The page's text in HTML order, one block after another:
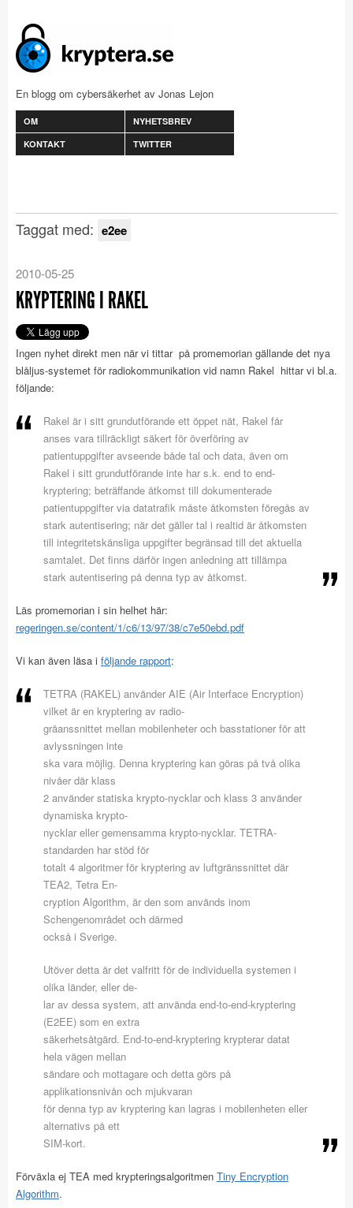
En blogg om cybersäkerhet av Jonas Lejon
OM
NYHETSBREV
KONTAKT
TWITTER
Taggat med: e2ee
2010-05-25
KRYPTERING I RAKEL
Ingen nyhet direkt men när vi tittar på promemorian gällande det nya
blåljus-systemet för radiokommunikation vid namn Rakel hittar vi bl.a.
följande:
Rakel är i sitt grundutförande ett öppet nät, Rakel får
anses vara tillräckligt säkert för överföring av
patientuppgifter avseende både tal och data, även om
Rakel i sitt grundutförande inte har s.k. end to end-
kryptering; beträffande åtkomst till dokumenterade
patientuppgifter via datatrafik måste åtkomsten föregås av
stark autentisering; när det gäller tal i realtid är åtkomsten
till integritetskänsliga uppgifter begränsad till det aktuella
samtalet. Det finns därför ingen anledning att tillämpa
stark autentisering på denna typ av åtkomst.
Läs promemorian i sin helhet här:
regeringen.se/content/1/c6/13/97/38/c7e50ebd.pdf
Vi kan även läsa i följande rapport:
TETRA (RAKEL) använder AIE (Air Interface Encryption)
vilket är en kryptering av radio-
gräanssnittet mellan mobilenheter och basstationer för att
avlyssningen inte
ska vara möjlig. Denna kryptering kan göras på två olika
nivåer där klass
2 använder statiska krypto-nycklar och klass 3 använder
dynamiska krypto-
nycklar eller gemensamma krypto-nycklar. TETRA-
standarden har stöd för
totalt 4 algoritmer för kryptering av luftgränssnittet där
TEA2, Tetra En-
cryption Algorithm, är den som används inom
Schengenområdet och därmed
också i Sverige.
Utöver detta är det valfritt för de individuella systemen i
olika länder, eller de-
lar av dessa system, att använda end-to-end-kryptering
(E2EE) som en extra
säkerhetsåtgärd. End-to-end-kryptering krypterar datat
hela vägen mellan
sändare och mottagare och detta görs på
applikationsnivån och mjukvaran
för denna typ av kryptering kan lagras i mobilenheten eller
alternativs på ett
SIM-kort.
Förväxla ej TEA med krypteringsalgoritmen Tiny Encryption
Algorithm.